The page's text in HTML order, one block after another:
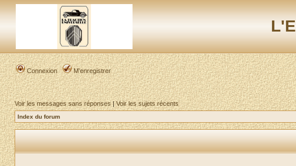
Connexion M’enregistrer
Voir les messages sans réponses|Voir les sujets récents
Index du forum